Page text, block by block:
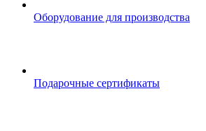
Оборудование для производства
Подарочные сертификаты